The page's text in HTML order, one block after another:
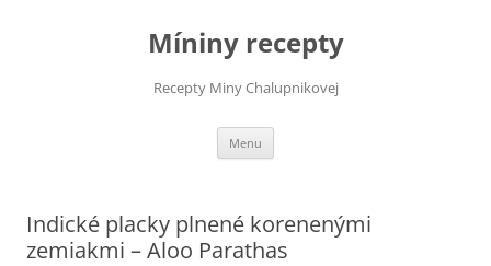
Míniny recepty
Recepty Miny Chalupnikovej
Menu
Indické placky plnené korenenými
zemiakmi – Aloo Parathas